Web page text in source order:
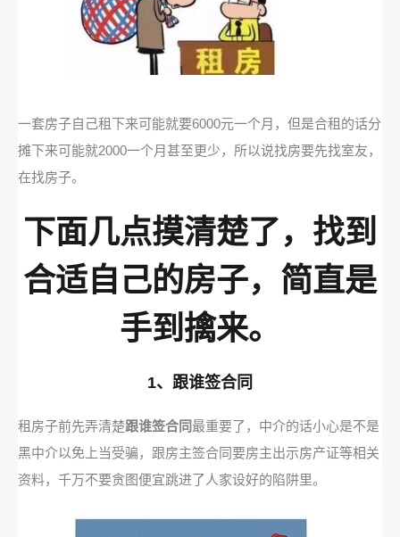
一套房子自己租下来可能就要6000元一个月，但是合租的话分
摊下来可能就2000一个月甚至更少，所以说找房要先找室友，
在找房子。
下面几点摸清楚了，找到
合适自己的房子，简直是
手到擒来。
1、跟谁签合同
租房子前先弄清楚跟谁签合同最重要了，中介的话小心是不是
黑中介以免上当受骗，跟房主签合同要房主出示房产证等相关
资料，千万不要贪图便宜跳进了人家设好的陷阱里。